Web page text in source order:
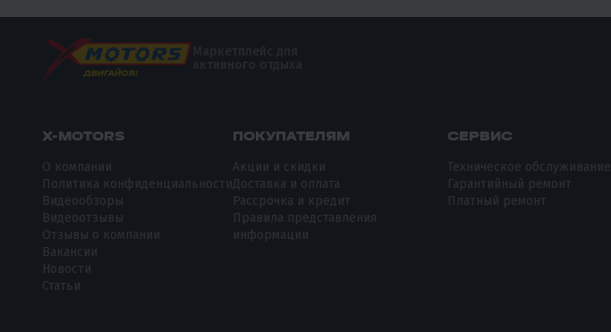
X-MOTORS
О компании
Политика конфиденциальности
Видеообзоры
Видеоотзывы
Отзывы о компании
Вакансии
Новости
Статьи
ПОКУПАТЕЛЯМ
Акции и скидки
Доставка и оплата
Рассрочка и кредит
Правила представления
информации
СЕРВИС
Техническое обслуживание
Гарантийный ремонт
Платный ремонт